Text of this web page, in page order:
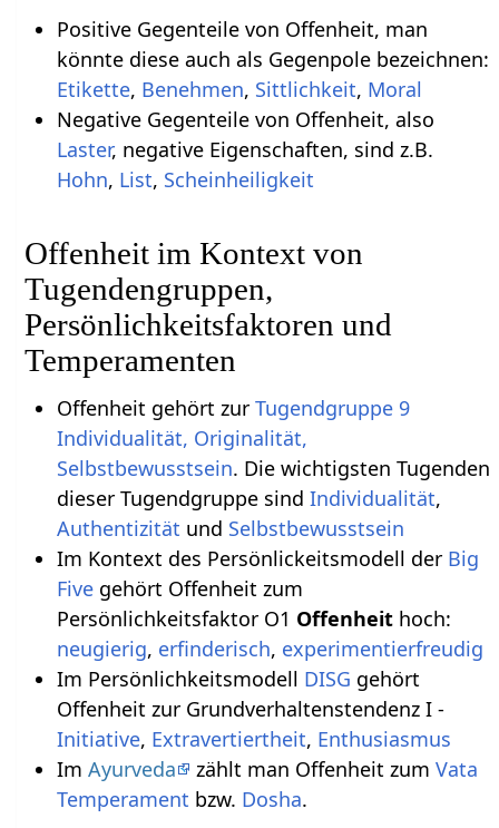
Positive Gegenteile von Offenheit, man
könnte diese auch als Gegenpole bezeichnen:
Etikette, Benehmen, Sittlichkeit, Moral
Negative Gegenteile von Offenheit, also
Laster, negative Eigenschaften, sind z.B.
Hohn, List, Scheinheiligkeit
Offenheit im Kontext von
Tugendengruppen,
Persönlichkeitsfaktoren und
Temperamenten
Offenheit gehört zur Tugendgruppe 9
Individualität, Originalität,
Selbstbewusstsein. Die wichtigsten Tugenden
dieser Tugendgruppe sind Individualität,
Authentizität und Selbstbewusstsein
Im Kontext des Persönlickeitsmodell der Big
Fivegehört Offenheit zum
Persönlichkeitsfaktor O1 Offenheithoch:
neugierig, erfinderisch, experimentierfreudig
Im Persönlichkeitsmodell DISG gehört
Offenheit zur Grundverhaltenstendenz I -
Initiative, Extravertiertheit, Enthusiasmus
Im Ayurveda zählt man Offenheit zum Vata
Temperament bzw. Dosha.